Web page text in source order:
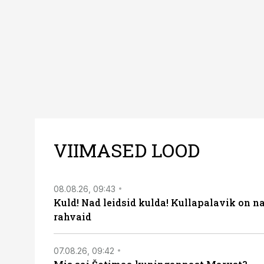
VIIMASED LOOD
08.08.26, 09:43
Kuld! Nad leidsid kulda! Kullapalavik on
rahvaid
07.08.26, 09:42